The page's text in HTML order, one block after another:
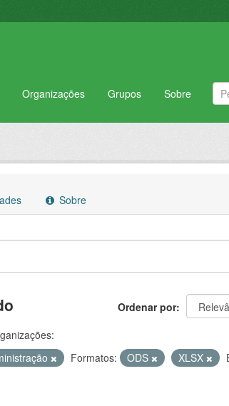
Organizações Grupos Sobre
Sobre
Ordenar por
Formatos: ODS XLSX